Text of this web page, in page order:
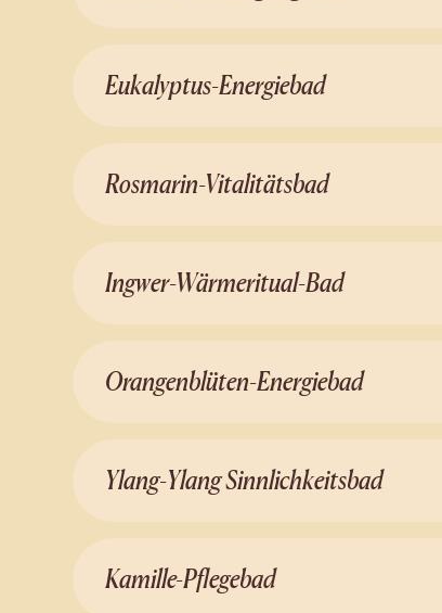
Eukalyptus-Energiebad
Rosmarin-Vitalitätsbad
Ingwer-Wärmeritual-Bad
Orangenblüten-Energiebad
Ylang-Ylang Sinnlichkeitsbad
Kamille-Pflegebad